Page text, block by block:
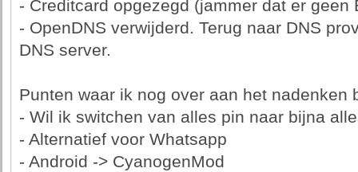
- Creditcard opgezegd (jammer dat er geen
- OpenDNS verwijderd. Terug naar DNS
DNS server.
Punten waar ik nog over aan het nadenken
- Wil ik switchen van alles pin naar bijna
- Alternatief voor Whatsapp
- Android -> CyanogenMod